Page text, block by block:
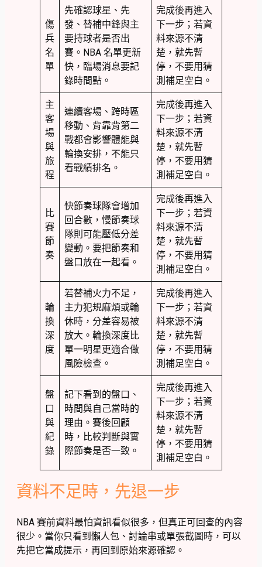
傷
兵
名
單
先確認球星、先
發、替補中鋒與主
要持球者是否出
賽。NBA 名單更新
快，臨場消息要記
錄時間點。
完成後再進入
下一步；若資
料來源不清
楚，就先暫
停，不要用猜
測補足空白。
主
客
場
與
旅
程
連續客場、跨時區
移動、背靠背第二
戰都會影響體能與
輪換安排，不能只
看戰績排名。
完成後再進入
下一步；若資
料來源不清
楚，就先暫
停，不要用猜
測補足空白。
比
賽
節
奏
快節奏球隊會增加
回合數，慢節奏球
隊則可能壓低分差
變動。要把節奏和
盤口放在一起看。
完成後再進入
下一步；若資
料來源不清
楚，就先暫
停，不要用猜
測補足空白。
輪
換
深
度
若替補火力不足，
主力犯規麻煩或輪
休時，分差容易被
放大。輪換深度比
單一明星更適合做
風險檢查。
完成後再進入
下一步；若資
料來源不清
楚，就先暫
停，不要用猜
測補足空白。
盤
口
與
紀
錄
記下看到的盤口、
時間與自己當時的
理由。賽後回顧
時，比較判斷與實
際節奏是否一致。
完成後再進入
下一步；若資
料來源不清
楚，就先暫
停，不要用猜
測補足空白。
資料不足時，先退一步
NBA 賽前資料最怕資訊看似很多，但真正可回查的內容
很少。當你只看到懶人包、討論串或單張截圖時，可以
先把它當成提示，再回到原始來源確認。